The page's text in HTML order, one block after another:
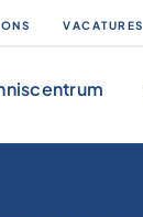
VACATURES